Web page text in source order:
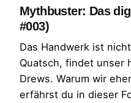
Mythbuster: Das
#003)
Das Handwerk ist
Quatsch, findet unser
Drews. Warum wir
erfährst du in dieser